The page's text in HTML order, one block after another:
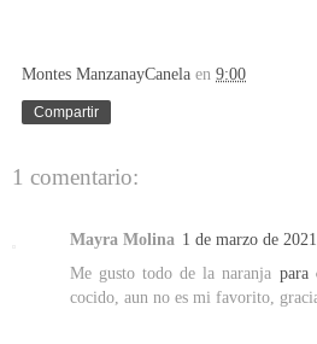
Montes ManzanayCanela en 9:00
Compartir
1 comentario:
Mayra Molina 1 de marzo de
Me gusto todo de la naranja para
cocido, aun no es mi favorito,